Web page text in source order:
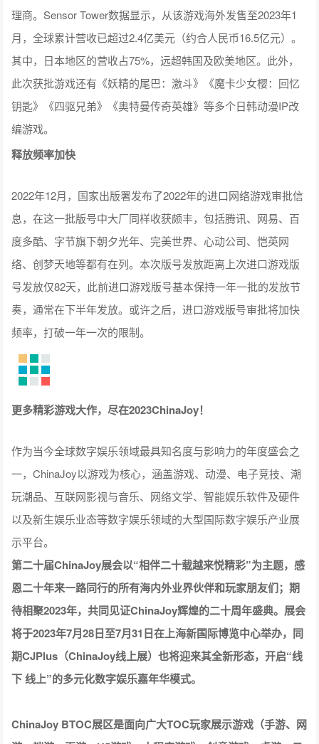
理商。Sensor Tower数据显示，从该游戏海外发售至2023年1
月，全球累计营收已超过2.4亿美元（约合人民币16.5亿元）。
其中，日本地区的营收占75%，远超韩国及欧美地区。此外，
此次获批游戏还有《妖精的尾巴：激斗》《魔卡少女樱：回忆
钥匙》《四驱兄弟》《奥特曼传奇英雄》等多个日韩动漫IP改
编游戏。
释放频率加快
2022年12月，国家出版署发布了2022年的进口网络游戏审批信
息，在这一批版号中大厂同样收获颇丰，包括腾讯、网易、百
度多酷、字节旗下朝夕光年、完美世界、心动公司、恺英网
络、创梦天地等都有在列。本次版号发放距离上次进口游戏版
号发放仅82天，此前进口游戏版号基本保持一年一批的发放节
奏，通常在下半年发放。或许之后，进口游戏版号审批将加快
频率，打破一年一次的限制。
更多精彩游戏大作，尽在2023ChinaJoy！
作为当今全球数字娱乐领域最具知名度与影响力的年度盛会之
一，ChinaJoy以游戏为核心，涵盖游戏、动漫、电子竞技、潮
玩潮品、互联网影视与音乐、网络文学、智能娱乐软件及硬件
以及新生娱乐业态等数字娱乐领域的大型国际数字娱乐产业展
示平台。
第二十届ChinaJoy展会以“相伴二十载越来悦精彩”为主题，感
恩二十年来一路同行的所有海内外业界伙伴和玩家朋友们；期
待相聚2023年，共同见证ChinaJoy辉煌的二十周年盛典。展会
将于2023年7月28日至7月31日在上海新国际博览中心举办，同
期CJPlus（ChinaJoy线上展）也将迎来其全新形态，开启“线
下 线上”的多元化数字娱乐嘉年华模式。
ChinaJoy BTOC展区是面向广大TOC玩家展示游戏（手游、网